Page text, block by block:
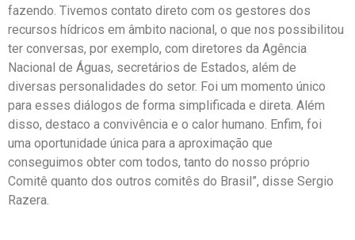
fazendo. Tivemos contato direto com os gestores dos
recursos hídricos em âmbito nacional, o que nos possibilitou
ter conversas, por exemplo, com diretores da Agência
Nacional de Águas, secretários de Estados, além de
diversas personalidades do setor. Foi um momento único
para esses diálogos de forma simplificada e direta. Além
disso, destaco a convivência e o calor humano. Enfim, foi
uma oportunidade única para a aproximação que
conseguimos obter com todos, tanto do nosso próprio
Comitê quanto dos outros comitês do Brasil”, disse Sergio
Razera.